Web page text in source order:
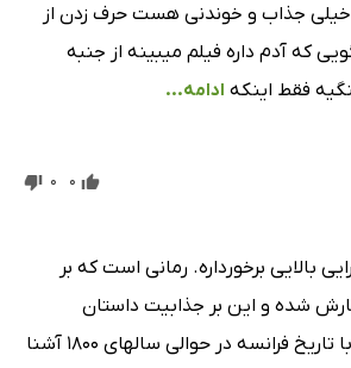
جذاب و خوندنی هست حرف زدن از
که آدم داره فیلم میبینه از جنبه
فقط اینکه ادامه...
0
0
بالایی برخورداره. رمانی است که بر
شده و این بر جذابیت داستان
افزوده. در این کتاب با تاریخ فرانسه در حوالی سالهای ۱۸۰۰ آشنا